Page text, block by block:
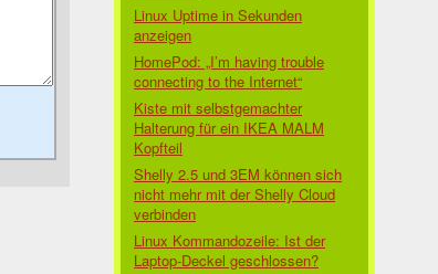
Linux Uptime in Sekunden
anzeigen
HomePod: „I’m having trouble
connecting to the Internet“
Kiste mit selbstgemachter
Halterung für ein IKEA MALM
Kopfteil
Shelly 2.5 und 3EM können sich
nicht mehr mit der Shelly Cloud
verbinden
Linux Kommandozeile: Ist der
Laptop-Deckel geschlossen?